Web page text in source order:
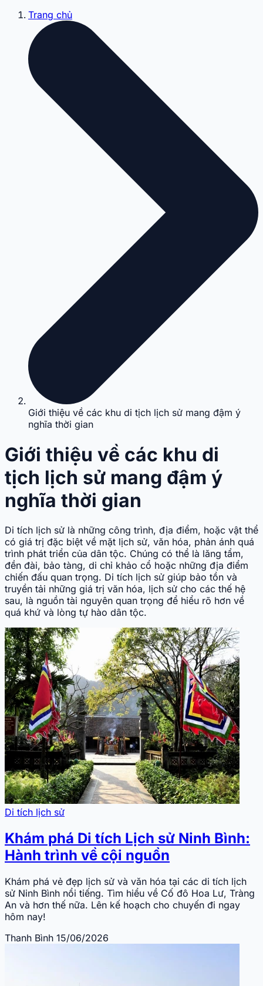
Trang chủ
Giới thiệu về các khu di tịch lịch sử mang đậm ý
nghĩa thời gian
Giới thiệu về các khu di
tịch lịch sử mang đậm ý
nghĩa thời gian
Di tích lịch sử là những công trình, địa điểm, hoặc vật thể
có giá trị đặc biệt về mặt lịch sử, văn hóa, phản ánh quá
trình phát triển của dân tộc. Chúng có thể là lăng tẩm,
đền đài, bảo tàng, di chỉ khảo cổ hoặc những địa điểm
chiến đấu quan trọng. Di tích lịch sử giúp bảo tồn và
truyền tải những giá trị văn hóa, lịch sử cho các thế hệ
sau, là nguồn tài nguyên quan trọng để hiểu rõ hơn về
quá khứ và lòng tự hào dân tộc.
Di tích lịch sử
Khám phá Di tích Lịch sử Ninh Bình:
Hành trình về cội nguồn
Khám phá vẻ đẹp lịch sử và văn hóa tại các di tích lịch
sử Ninh Bình nổi tiếng. Tìm hiểu về Cố đô Hoa Lư, Tràng
An và hơn thế nữa. Lên kế hoạch cho chuyến đi ngay
hôm nay!
Thanh Bình 15/06/2026